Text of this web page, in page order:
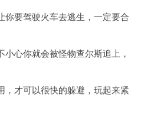
你要驾驶火车去逃生，一定要合
心你就会被怪物查尔斯追上，
，才可以很快的躲避，玩起来紧